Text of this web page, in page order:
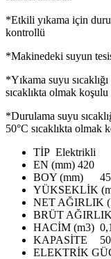
*Etkili yıkama için
kontrollü
*Makinedeki suyun
*Yıkama suyu
sıcaklıkta olmak
*Durulama suyu
50°C sıcaklıkta olmak
TİP Elektrikli
EN (mm) 420
BOY (mm)
YÜKSEKLİK
NET AĞIRLIK
BRÜT
HACİM (m3)
KAPASİTE
ELEKTRİK